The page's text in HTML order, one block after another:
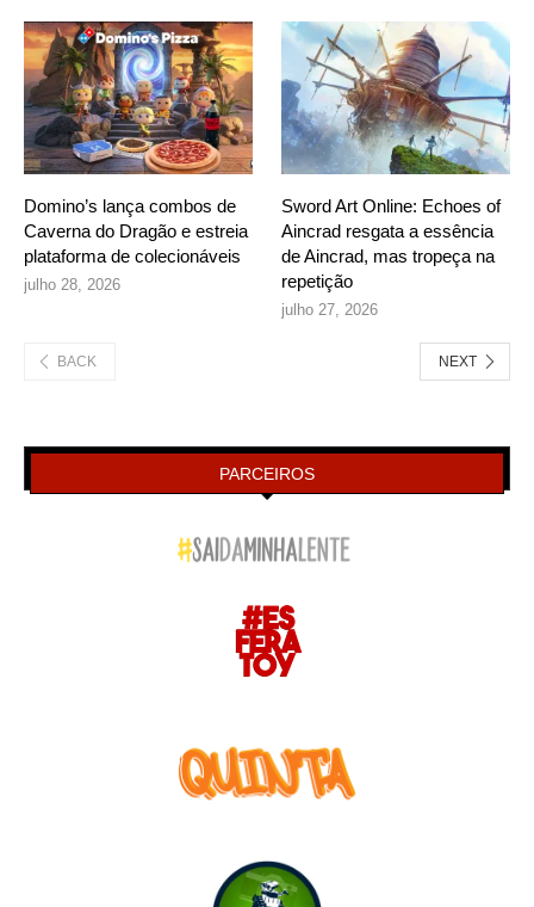
Domino’s lança combos de
Caverna do Dragão e estreia
plataforma de colecionáveis
julho 28, 2026
Sword Art Online: Echoes of
Aincrad resgata a essência
de Aincrad, mas tropeça na
repetição
julho 27, 2026
BACK NEXT
PARCEIROS